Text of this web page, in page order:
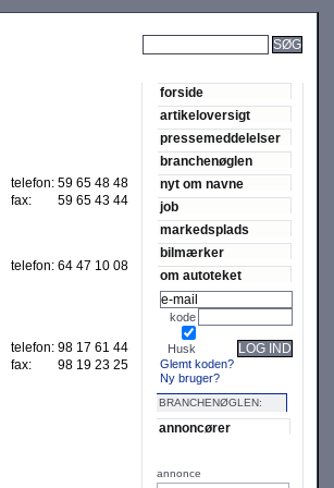
SØG
telefon: 59 65 48 48
fax:
59 65 43 44
telefon: 64 47 10 08
telefon: 98 17 61 44
fax:
98 19 23 25
forside
artikeloversigt
pressemeddelelser
branchenøglen
nyt om navne
job
markedsplads
bilmærker
om autoteket
kode
Husk LOG IND
Glemt koden?
Ny bruger?
BRANCHENØGLEN:
annoncører
annonce